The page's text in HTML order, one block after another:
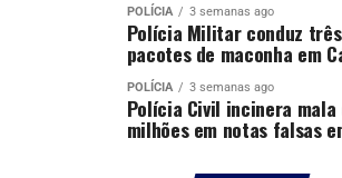
POLÍCIA 3 semanas ago
Polícia Militar conduz
pacotes de maconha em
POLÍCIA 3 semanas ago
Polícia Civil incinera mala
milhões em notas falsas